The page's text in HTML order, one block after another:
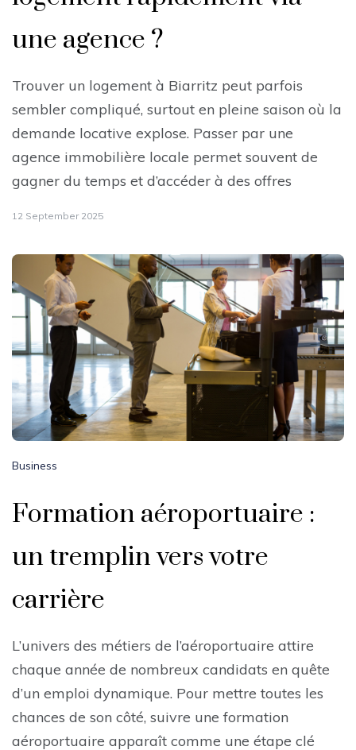
une agence ?
Trouver un logement à Biarritz peut parfois
sembler compliqué, surtout en pleine saison où la
demande locative explose. Passer par une
agence immobilière locale permet souvent de
gagner du temps et d’accéder à des offres
12 September 2025
Business
Formation aéroportuaire :
un tremplin vers votre
carrière
L’univers des métiers de l’aéroportuaire attire
chaque année de nombreux candidats en quête
d’un emploi dynamique. Pour mettre toutes les
chances de son côté, suivre une formation
aéroportuaire apparaît comme une étape clé